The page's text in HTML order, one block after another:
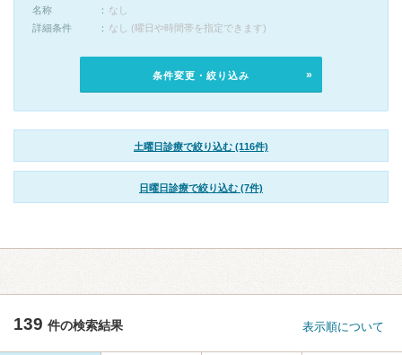
名称
なし
詳細条件
なし (曜日や時間帯を指定できます)
条件変更・絞り込み
土曜日診療で絞り込む (116件)
日曜日診療で絞り込む (7件)
139 件の検索結果 表示順について